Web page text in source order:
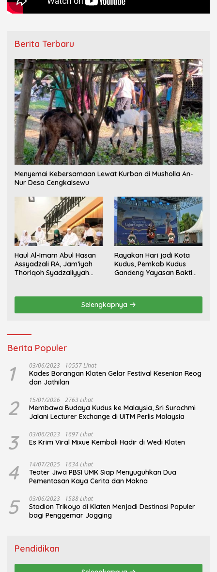
Berita Terbaru
Menyemai Kebersamaan Lewat Kurban di Musholla An-
Nur Desa Cengkalsewu
Haul Al-Imam Abul Hasan
Assyadzali RA, Jam’iyah
Thoriqoh Syadzaliyyah
Rayakan Hari jadi Kota
Kudus, Pemkab Kudus
Gandeng Yayasan Bakti
Selengkapnya
Berita Populer
1 03/06/2023 10557 Lihat
Kades Borangan Klaten Gelar Festival Kesenian Reog
dan Jathilan
2 15/01/2026 2763 Lihat
Membawa Budaya Kudus ke Malaysia, Sri Surachmi
Jalani Lecturer Exchange di UiTM Perlis Malaysia
3 03/06/2023 1697 Lihat
Es Krim Viral Mixue Kembali Hadir di Wedi Klaten
4 14/07/2025 1634 Lihat
Teater Jiwa PBSI UMK Siap Menyuguhkan Dua
Pementasan Kaya Cerita dan Makna
5 03/06/2023 1588 Lihat
Stadion Trikoyo di Klaten Menjadi Destinasi Populer
bagi Penggemar Jogging
Pendidikan